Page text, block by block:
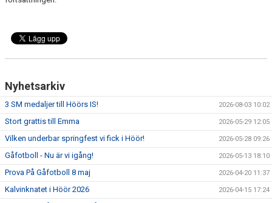
SPONSRING
ANTIDOPING
MEDLEMS- & TRÄNINGSAVGIFTER
FRITIDSKORTET
TRÄNINGSTIDER
Nyhetsarkiv
3 SM medaljer till Höörs IS! 2026-08-03 10:02
Stort grattis till Emma 2026-05-29 12:05
Vilken underbar springfest vi fick i Höör! 2026-05-28 09:26
Gåfotboll - Nu är vi igång! 2026-05-13 18:10
Prova På Gåfotboll 8 maj 2026-04-20 11:37
Kalvinknatet i Höör 2026 2026-04-15 17:24